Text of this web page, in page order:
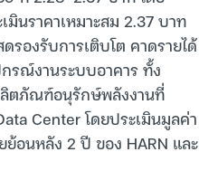
นราคาเหมาะสม 2.37 บาท
รองรับการเติบโต คาดรายได้
รณ์งานระบบอาคาร ทั้ง
ลิตภัณฑ์อนุรักษ์พลังงานที่
Center โดยประเมินมูลค่า
อนหลัง 2 ปี ของ HARN และ